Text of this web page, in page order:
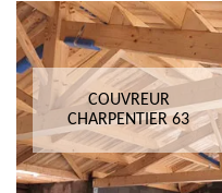
COUVREUR
CHARPENTIER 63